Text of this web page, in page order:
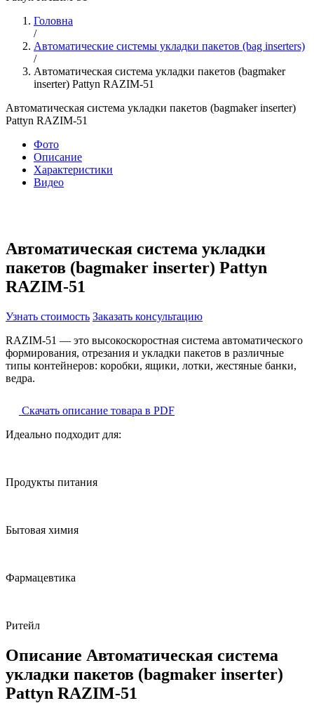
Головна
/
Автоматические системы укладки пакетов (bag inserters)
/
Автоматическая система укладки пакетов (bagmaker
inserter) Pattyn RAZIM-51
Автоматическая система укладки пакетов (bagmaker inserter)
Pattyn RAZIM-51
Фото
Описание
Характеристики
Видео
Автоматическая система укладки
пакетов (bagmaker inserter) Pattyn
RAZIM-51
Узнать стоимость Заказать консультацию
RAZIM-51 — это высокоскоростная система автоматического
формирования, отрезания и укладки пакетов в различные
типы контейнеров: коробки, ящики, лотки, жестяные банки,
ведра.
Скачать описание товара в PDF
Идеально подходит для:
Продукты питания
Бытовая химия
Фармацевтика
Ритейл
Описание Автоматическая система
укладки пакетов (bagmaker inserter)
Pattyn RAZIM-51